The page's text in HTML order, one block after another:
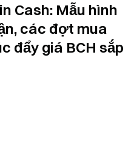
Cash: Mẫu hình
các đợt mua
đẩy giá BCH sắp